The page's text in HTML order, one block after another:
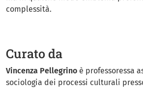
complessità.
Curato da
Vincenza Pellegrino è professoressa
sociologia dei processi culturali